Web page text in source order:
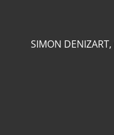
SIMON DENIZART,